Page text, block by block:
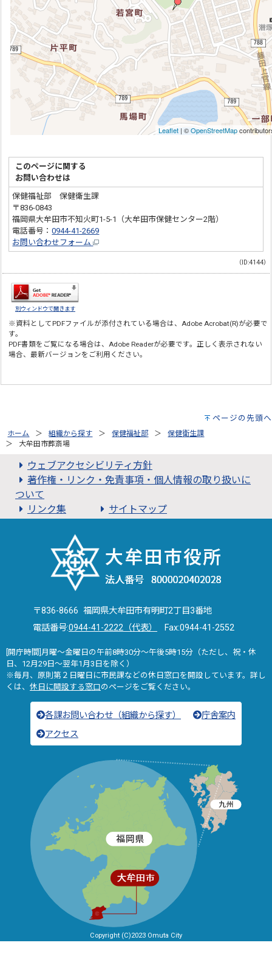
このページに関する
お問い合わせは
保健福祉部 保健衛生課
〒836-0843
福岡県大牟田市不知火町1-5-1（大牟田市保健センター2階）
電話番号：0944-41-2669
お問い合わせフォーム
（ID:4144）
別ウィンドウで開きます
※資料としてPDFファイルが添付されている場合は、Adobe Acrobat(R)が必要で
す。
PDF書類をご覧になる場合は、Adobe Readerが必要です。正しく表示されない
場合、最新バージョンをご利用ください。
ページの先頭へ
ホーム 組織から探す 保健福祉部
保健衛生課
大牟田市葬斎場
ウェブアクセシビリティ方針
著作権・リンク・免責事項・個人情報の取り扱いに
ついて
リンク集
サイトマップ
〒836-8666 福岡県大牟田市有明町2丁目3番地
電話番号:0944-41-2222（代表） Fax:0944-41-2552
[開庁時間]月曜～金曜日の午前8時30分～午後5時15分（ただし、祝・休
日、12月29日～翌年1月3日を除く）
※毎月、原則第２日曜日に市民課などの休日窓口を開設しています。詳し
くは、 休日に開設する窓口のページをご覧ください。
各課お問い合わせ（組織から探す）
庁舎案内
アクセス
Copyright (C)2023 Omuta City